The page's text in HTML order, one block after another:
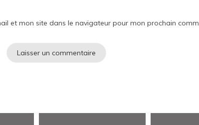
et mon site dans le navigateur pour mon prochain